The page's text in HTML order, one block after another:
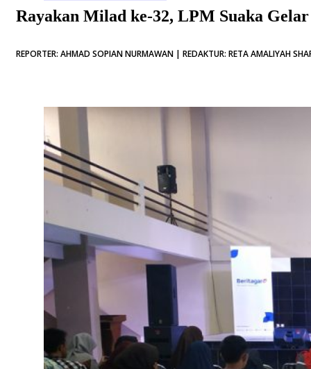
Rayakan Milad ke-32, LPM Suaka
REPORTER: AHMAD SOPIAN NURMAWAN | REDAKTUR: RETA AMALIYAH